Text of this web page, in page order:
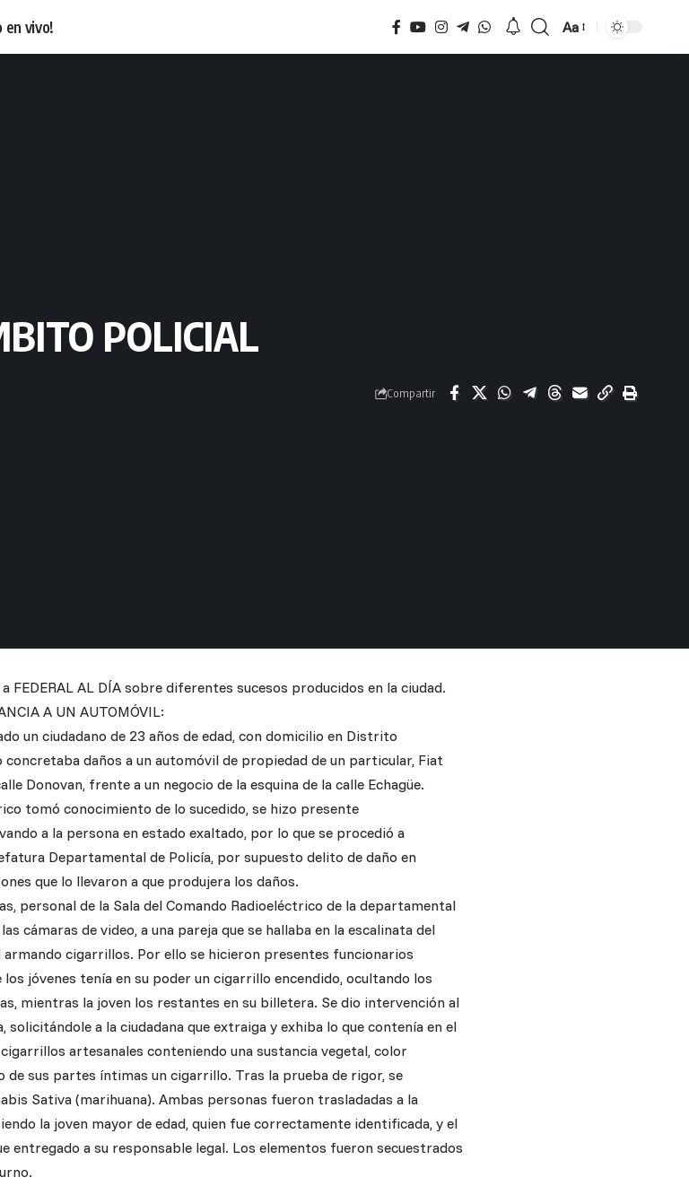
en vivo!
Tamaño
Aa
POLICIAL
Compartir
AL DÍA sobre diferentes sucesos producidos en la ciudad.
A UN AUTOMÓVIL:
un ciudadano de 23 años de edad, con domicilio en Distrito
daños a un automóvil de propiedad de un particular, Fiat
Donovan, frente a un negocio de la esquina de la calle Echagüe.
tomó conocimiento de lo sucedido, se hizo presente
a la persona en estado exaltado, por lo que se procedió a
Departamental de Policía, por supuesto delito de daño en
que lo llevaron a que produjera los daños.
personal de la Sala del Comando Radioeléctrico de la departamental
cámaras de video, a una pareja que se hallaba en la escalinata del
cigarrillos. Por ello se hicieron presentes funcionarios
jóvenes tenía en su poder un cigarrillo encendido, ocultando los
mientras la joven los restantes en su billetera. Se dio intervención al
solicitándole a la ciudadana que extraiga y exhiba lo que contenía en el
artesanales conteniendo una sustancia vegetal, color
de sus partes íntimas un cigarrillo. Tras la prueba de rigor, se
Sativa (marihuana). Ambas personas fueron trasladadas a la
la joven mayor de edad, quien fue correctamente identificada, y el
entregado a su responsable legal. Los elementos fueron secuestrados